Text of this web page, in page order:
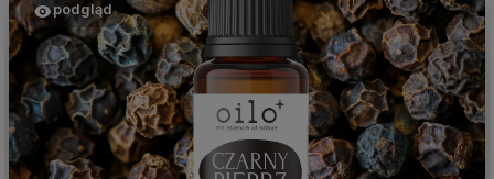
podgląd